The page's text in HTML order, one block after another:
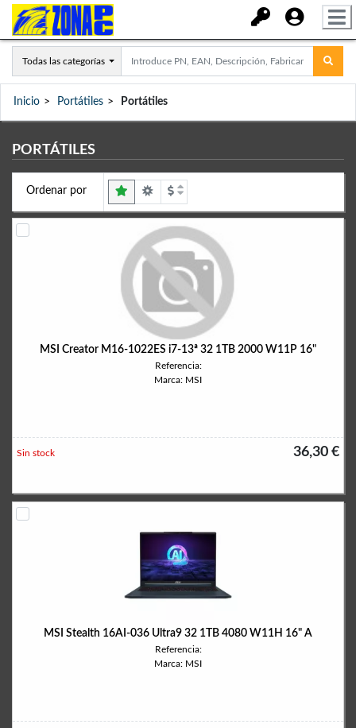
Todas las categorías
Inicio Portátiles Portátiles
PORTÁTILES
Ordenar por
MSI Creator M16-1022ES i7-13ª 32 1TB 2000 W11P 16"
Referencia:
Marca: MSI
36,30 €
Sin stock
MSI Stealth 16AI-036 Ultra9 32 1TB 4080 W11H 16" A
Referencia:
Marca: MSI